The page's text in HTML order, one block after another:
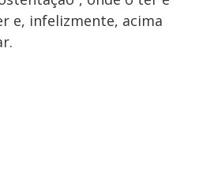
e, infelizmente, acima